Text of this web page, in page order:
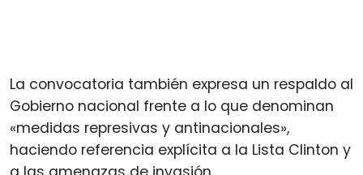
La convocatoria también expresa un respaldo al
Gobierno nacional frente a lo que denominan
«medidas represivas y antinacionales»,
haciendo referencia explícita a la Lista Clinton y